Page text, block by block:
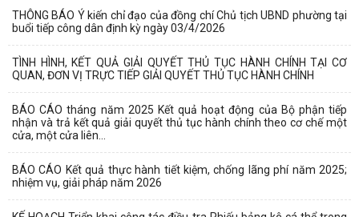
THÔNG BÁO Ý kiến chỉ đạo của đồng chí Chủ tịch UBND phường tại
buổi tiếp công dân định kỳ ngày 03/4/2026
TÌNH HÌNH, KẾT QUẢ GIẢI QUYẾT THỦ TỤC HÀNH CHÍNH TẠI CƠ
QUAN, ĐƠN VỊ TRỰC TIẾP GIẢI QUYẾT THỦ TỤC HÀNH CHÍNH
BÁO CÁO tháng năm 2025 Kết quả hoạt động của Bộ phận tiếp
nhận và trả kết quả giải quyết thủ tục hành chính theo cơ chế một
cửa, một cửa liên...
BÁO CÁO Kết quả thực hành tiết kiệm, chống lãng phí năm 2025;
nhiệm vụ, giải pháp năm 2026